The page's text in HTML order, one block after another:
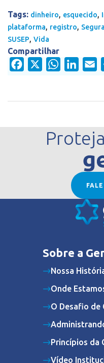
Tags: dinheiro, esquecido,
plataforma, registro,
SUSEP, Vida
Compartilhar
Facebook
WhatsApp
Sobre a
Nossa
Onde
O Desafio de
Princípios da
Vídeo